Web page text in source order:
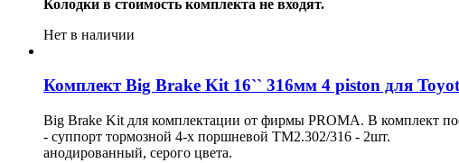
Колодки в стоимость комплекта не входят.
Нет в наличии
Комплект Big Brake Kit 16`` 316мм 4 piston для
Big Brake Kit для комплектации от фирмы PROMA. В комплект
- суппорт тормозной 4-х поршневой ТМ2.302/316 - 2шт.
анодированный, серого цвета.